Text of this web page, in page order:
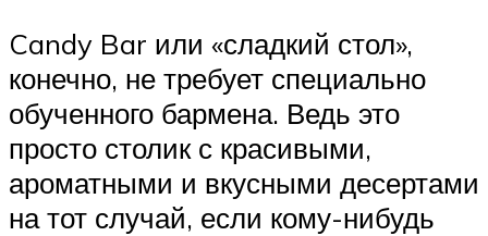
Candy Bar или «сладкий стол»,
конечно, не требует специально
обученного бармена. Ведь это
просто столик с красивыми,
ароматными и вкусными десертами
на тот случай, если кому-нибудь